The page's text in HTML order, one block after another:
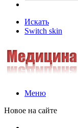
Искать
Switch skin
Меню
Новое на сайте